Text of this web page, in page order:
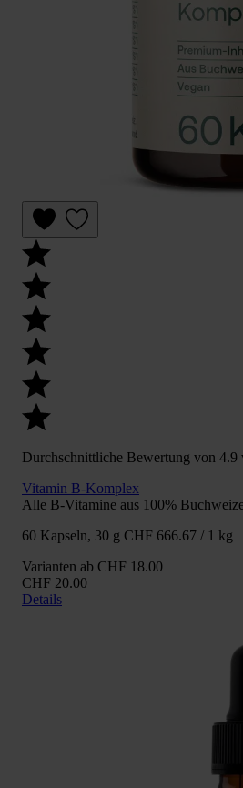
Durchschnittliche Bewertung von 4.9
Vitamin B-Komplex
Alle B-Vitamine aus 100%
60 Kapseln, 30 g CHF 666.67 / 1 kg
Varianten ab CHF 18.00
CHF 20.00
Details